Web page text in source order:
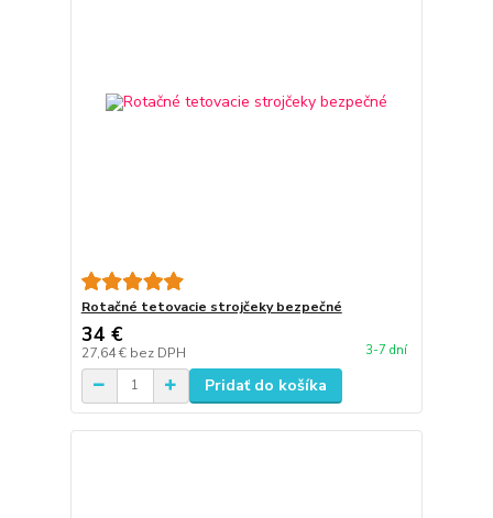
Rotačné tetovacie strojčeky bezpečné
34 €
27,64 € bez DPH 3-7 dní
Pridať do košíka